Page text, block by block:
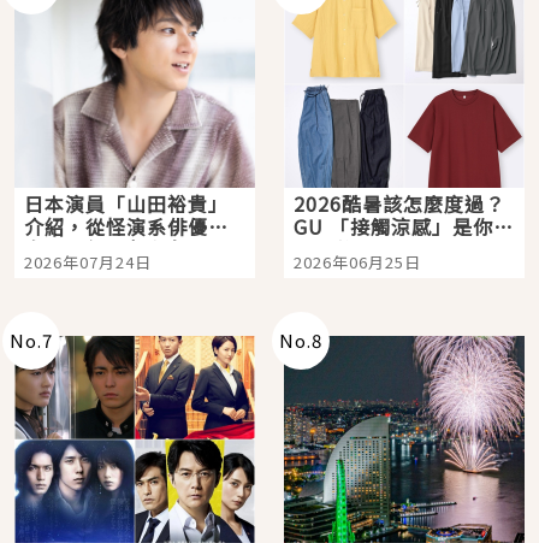
日本演員「山田裕貴」
介紹，從怪演系俳優走
向國民級日劇主角
2026年07月24日
2026酷暑該怎麼度過？
GU 「接觸涼感」是你的
夏日救星
2026年06月25日
No.7 No.8